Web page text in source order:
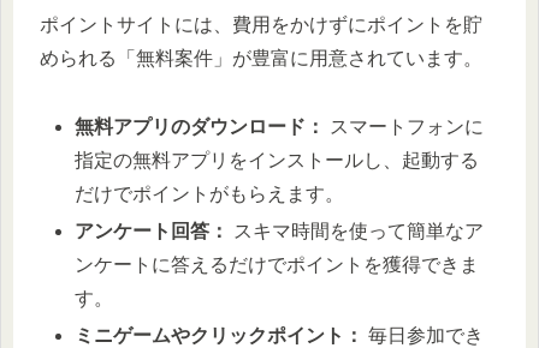
ポイントサイトには、費用をかけずにポイントを貯
められる「無料案件」が豊富に用意されています。
無料アプリのダウンロード：
スマートフォンに
指定の無料アプリをインストールし、起動する
だけでポイントがもらえます。
アンケート回答：
スキマ時間を使って簡単なア
ンケートに答えるだけでポイントを獲得できま
す。
ミニゲームやクリックポイント： 毎日参加でき